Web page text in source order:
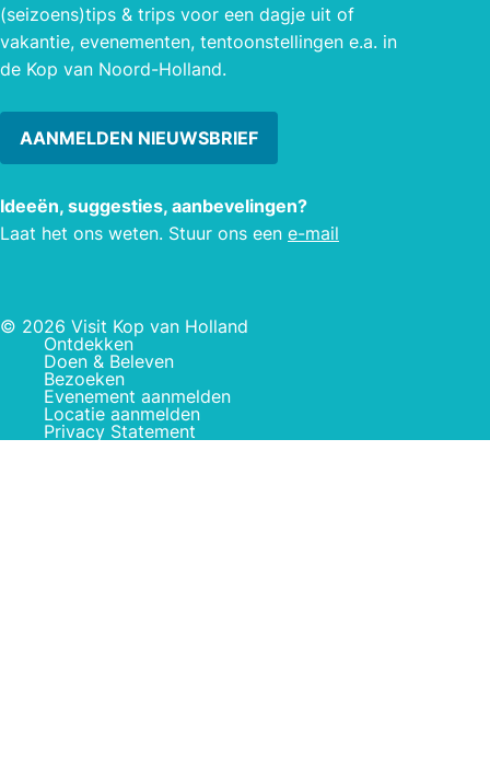
(seizoens)tips & trips voor een dagje uit of
vakantie, evenementen, tentoonstellingen e.a. in
de Kop van Noord-Holland.
AANMELDEN NIEUWSBRIEF
Ideeën, suggesties, aanbevelingen?
Laat het ons weten. Stuur ons een e-mail
© 2026 Visit Kop van Holland
Ontdekken
Doen & Beleven
Bezoeken
Evenement aanmelden
Locatie aanmelden
Privacy Statement